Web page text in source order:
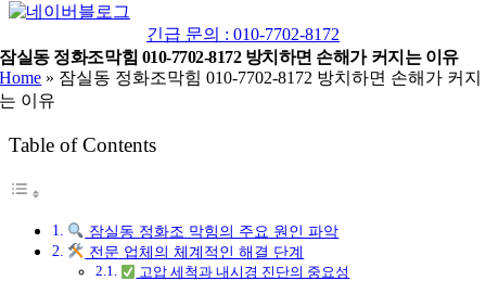
네
버
블
로
긴급 문의 : 010-7702-8172
잠실동 정화조막힘 010-7702-8172 방치하면 손해가 커지는 이유
Home » 잠실동 정화조막힘 010-7702-8172 방치하면 손해가 커지
는 이유
Table of Contents
잠실동 정화조 막힘의 주요 원인 파악
전문 업체의 체계적인 해결 단계
고압 세척과 내시경 진단의 중요성